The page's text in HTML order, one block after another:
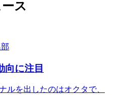
ス
向に注目
ルを出したのはオクタで、